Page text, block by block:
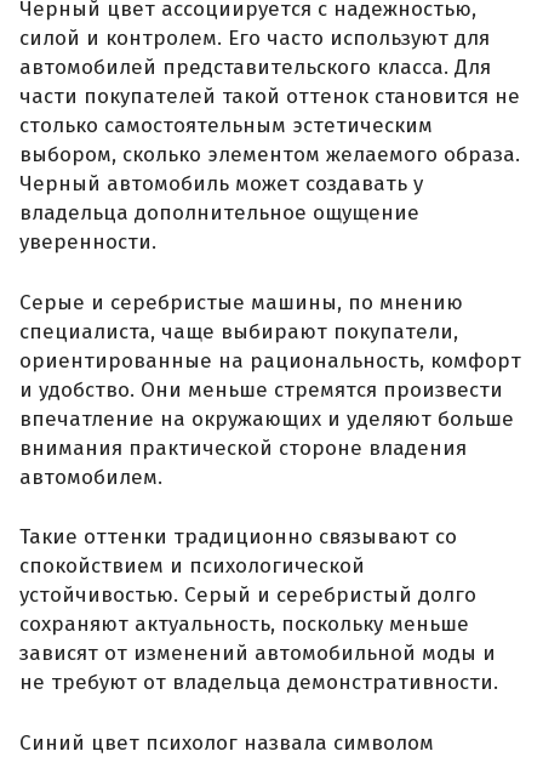
Черный цвет ассоциируется с надежностью,
силой и контролем. Его часто используют для
автомобилей представительского класса. Для
части покупателей такой оттенок становится не
столько самостоятельным эстетическим
выбором, сколько элементом желаемого образа.
Черный автомобиль может создавать у
владельца дополнительное ощущение
уверенности.
Серые и серебристые машины, по мнению
специалиста, чаще выбирают покупатели,
ориентированные на рациональность, комфорт
и удобство. Они меньше стремятся произвести
впечатление на окружающих и уделяют больше
внимания практической стороне владения
автомобилем.
Такие оттенки традиционно связывают со
спокойствием и психологической
устойчивостью. Серый и серебристый долго
сохраняют актуальность, поскольку меньше
зависят от изменений автомобильной моды и
не требуют от владельца демонстративности.
Синий цвет психолог назвала символом